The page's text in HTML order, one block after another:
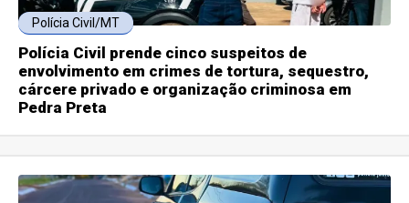
Polícia Civil/MT
Polícia Civil prende cinco suspeitos de
envolvimento em crimes de tortura, sequestro,
cárcere privado e organização criminosa em
Pedra Preta